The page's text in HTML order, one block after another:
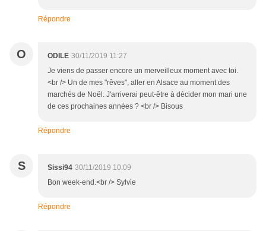
Répondre
O ODILE 30/11/2019 11:27
Je viens de passer encore un merveilleux moment avec toi.
<br /> Un de mes "rêves", aller en Alsace au moment des
marchés de Noël. J'arriverai peut-être à décider mon mari une
de ces prochaines années ? <br /> Bisous
Répondre
S Sissi94 30/11/2019 10:09
Bon week-end.<br /> Sylvie
Répondre